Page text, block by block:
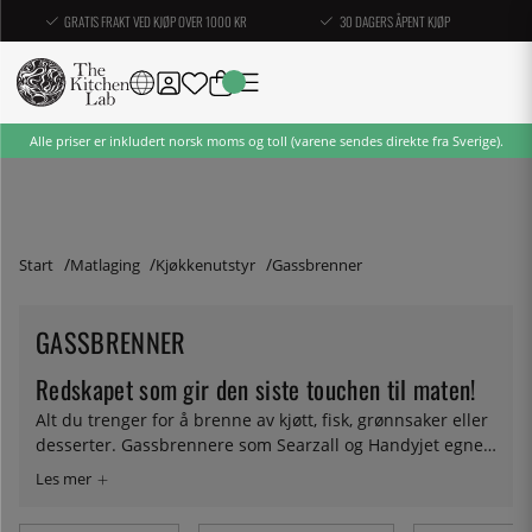
GRATIS FRAKT VED KJØP OVER 1000 KR 30 DAGERS ÅPENT KJØP
Alle priser er inkludert norsk moms og toll (varene sendes direkte fra Sverige).
Start Matlaging Kjøkkenutstyr Gassbrenner
GASSBRENNER
Redskapet som gir den siste touchen til maten!
Alt du trenger for å brenne av kjøtt, fisk, grønnsaker eller
desserter. Gassbrennere som Searzall og Handyjet egner
seg også godt til sous vide matlaging. Uansett formål har
hjelp av en gassbrenner kan du til en viss grad bytte ut